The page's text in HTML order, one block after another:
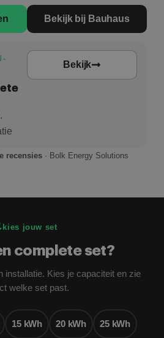
Bekijk bij Bauhaus
Bekijk
recensies· Bolk Energy Solutions
kies jouw set
complete set?
installatie. Kies je capaciteit en zie
welke set past.
15 kWh 20 kWh 25 kWh